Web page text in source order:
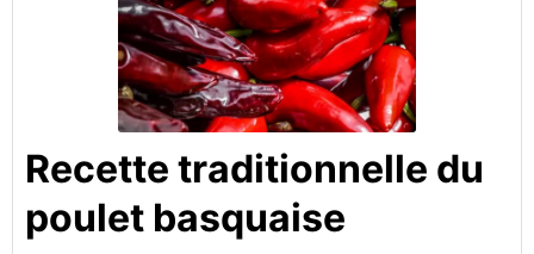
Recette traditionnelle du
poulet basquaise